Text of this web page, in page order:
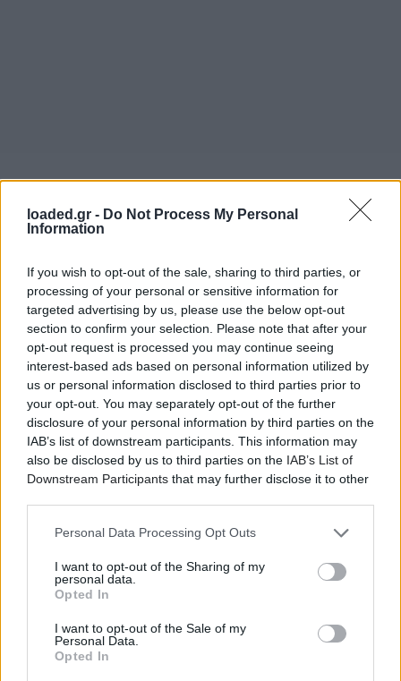
loaded.gr - Do Not Process My Personal
Information
If you wish to opt-out of the sale, sharing to third parties, or
processing of your personal or sensitive information for
targeted advertising by us, please use the below opt-out
section to confirm your selection. Please note that after your
opt-out request is processed you may continue seeing
interest-based ads based on personal information utilized by
us or personal information disclosed to third parties prior to
your opt-out. You may separately opt-out of the further
disclosure of your personal information by third parties on the
IAB’s list of downstream participants. This information may
also be disclosed by us to third parties on the IAB’s List of
Downstream Participants that may further disclose it to other
Personal Data Processing Opt Outs
I want to opt-out of the Sharing of my
personal data.
Opted In
I want to opt-out of the Sale of my
Personal Data.
Opted In